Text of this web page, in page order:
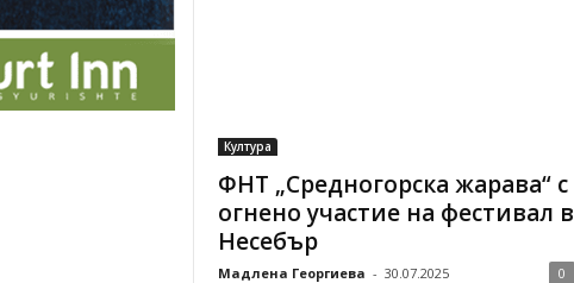
Култура
ФНТ „Средногорска жарава“ с
огнено участие на фестивал в
Несебър
Мадлена Георгиева - 30.07.2025 0